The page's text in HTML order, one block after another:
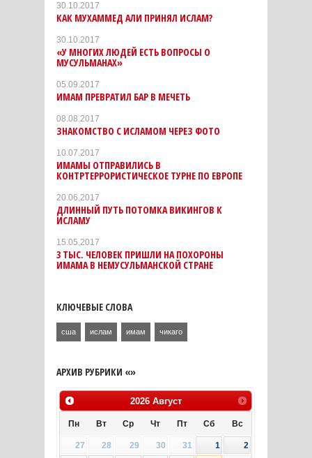
30.10.2017
КАК МУХАММЕД АЛИ ПРИНЯЛ ИСЛАМ?
30.10.2017
«У МНОГИХ ЛЮДЕЙ ЕСТЬ ВОПРОСЫ О
МУСУЛЬМАНАХ»
05.09.2017
ИМАМ ПРЕВРАТИЛ БАР В МЕЧЕТЬ
08.08.2017
ЗНАКОМСТВО С ИСЛАМОМ ЧЕРЕЗ ФОТО
10.07.2017
ИМАМЫ ОТПРАВИЛИСЬ В
КОНТРТЕРРОРИСТИЧЕСКОЕ ТУРНЕ ПО ЕВРОПЕ
20.06.2017
ДЛИННЫЙ ПУТЬ ПОТОМКА ВИКИНГОВ К
ИСЛАМУ
15.05.2017
3 ТЫС. ЧЕЛОВЕК ПРИШЛИ НА ПОХОРОНЫ
ИМАМА В НЕМУСУЛЬМАНСКОЙ СТРАНЕ
КЛЮЧЕВЫЕ СЛОВА
сша ислам имам чикаго
АРХИВ РУБРИКИ «»
2026 Август
Пн Вт Ср Чт Пт Сб Вс
27 28 29 30 31 1
2